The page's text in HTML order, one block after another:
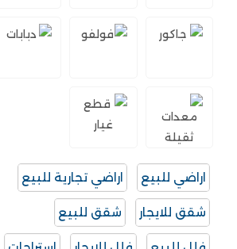
اراضي للبيع اراضي تجارية للبيع
شقق للايجار شقق للبيع